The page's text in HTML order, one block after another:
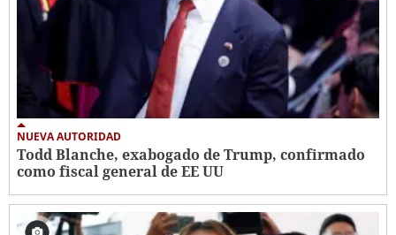
NUEVA AUTORIDAD
Todd Blanche, exabogado de Trump, confirmado
como fiscal general de EE UU